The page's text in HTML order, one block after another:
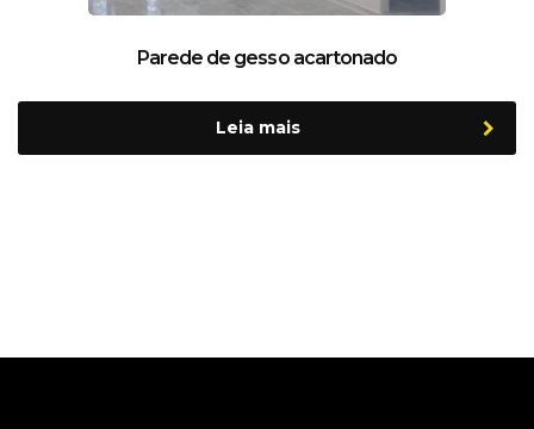
Parede de gesso acartonado
Leia mais